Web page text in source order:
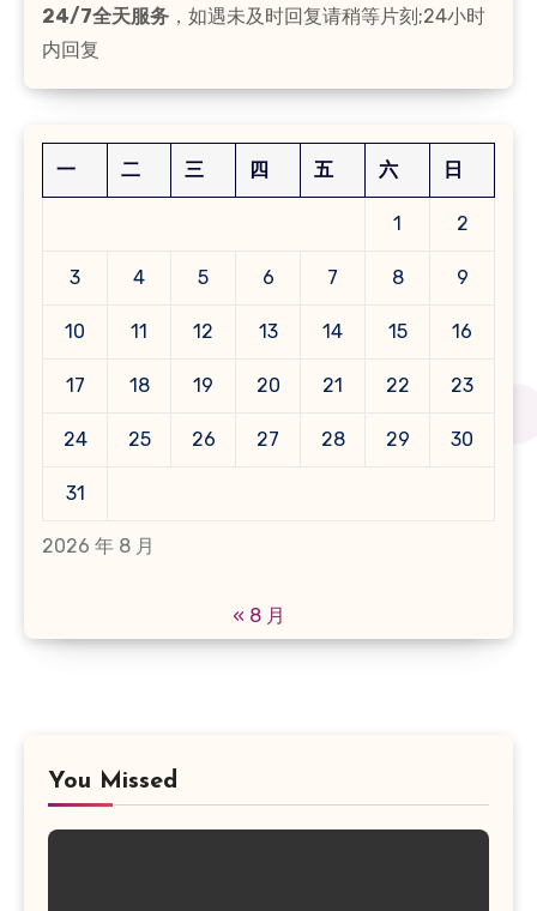
24/7全天服务 ，如遇未及时回复请稍等片刻;24小时
内回复
2026 年 8 月
一 二 三 四 五 六 日
1 2
3 4 5 6 7 8 9
10 11 12 13 14 15 16
17 18 19 20 21 22 23
24 25 26 27 28 29 30
31
« 8 月
You Missed